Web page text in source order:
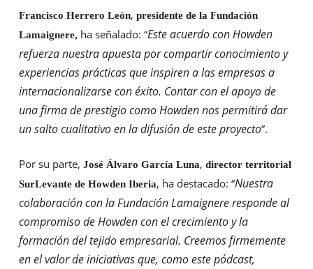
Francisco Herrero León, presidente de la Fundación
Lamaignere,ha señalado: “Este acuerdo con Howden
refuerza nuestra apuesta por compartir conocimiento y
experiencias prácticas que inspiren a las empresas a
internacionalizarse con éxito. Contar con el apoyo de
una firma de prestigio como Howden nos permitirá dar
un salto cualitativo en la difusión de este proyecto”.
Por su parte, José Álvaro García Luna, director territorial
SurLevante de Howden Iberia, ha destacado: “Nuestra
colaboración con la Fundación Lamaignere responde al
compromiso de Howden con el crecimiento y la
formación del tejido empresarial. Creemos firmemente
en el valor de iniciativas que, como este pódcast,